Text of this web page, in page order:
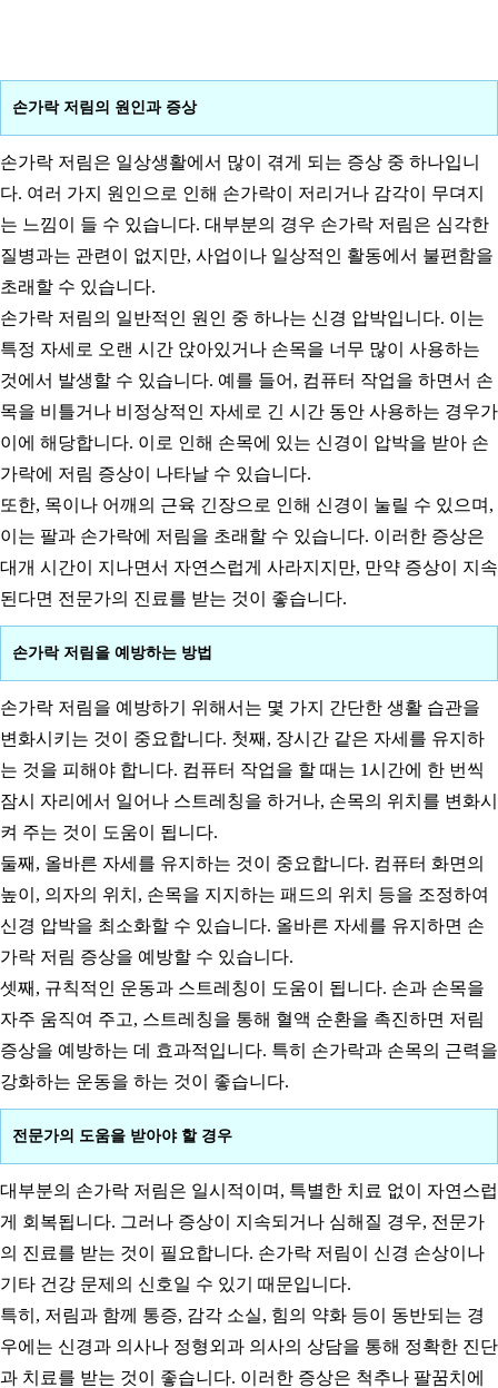
손가락 저림의 원인과 증상
손가락 저림은 일상생활에서 많이 겪게 되는 증상 중 하나입니
다. 여러 가지 원인으로 인해 손가락이 저리거나 감각이 무뎌지
는 느낌이 들 수 있습니다. 대부분의 경우 손가락 저림은 심각한
질병과는 관련이 없지만, 사업이나 일상적인 활동에서 불편함을
초래할 수 있습니다.
손가락 저림의 일반적인 원인 중 하나는 신경 압박입니다. 이는
특정 자세로 오랜 시간 앉아있거나 손목을 너무 많이 사용하는
것에서 발생할 수 있습니다. 예를 들어, 컴퓨터 작업을 하면서 손
목을 비틀거나 비정상적인 자세로 긴 시간 동안 사용하는 경우가
이에 해당합니다. 이로 인해 손목에 있는 신경이 압박을 받아 손
가락에 저림 증상이 나타날 수 있습니다.
또한, 목이나 어깨의 근육 긴장으로 인해 신경이 눌릴 수 있으며,
이는 팔과 손가락에 저림을 초래할 수 있습니다. 이러한 증상은
대개 시간이 지나면서 자연스럽게 사라지지만, 만약 증상이 지속
된다면 전문가의 진료를 받는 것이 좋습니다.
손가락 저림을 예방하는 방법
손가락 저림을 예방하기 위해서는 몇 가지 간단한 생활 습관을
변화시키는 것이 중요합니다. 첫째, 장시간 같은 자세를 유지하
는 것을 피해야 합니다. 컴퓨터 작업을 할 때는 1시간에 한 번씩
잠시 자리에서 일어나 스트레칭을 하거나, 손목의 위치를 변화시
켜 주는 것이 도움이 됩니다.
둘째, 올바른 자세를 유지하는 것이 중요합니다. 컴퓨터 화면의
높이, 의자의 위치, 손목을 지지하는 패드의 위치 등을 조정하여
신경 압박을 최소화할 수 있습니다. 올바른 자세를 유지하면 손
가락 저림 증상을 예방할 수 있습니다.
셋째, 규칙적인 운동과 스트레칭이 도움이 됩니다. 손과 손목을
자주 움직여 주고, 스트레칭을 통해 혈액 순환을 촉진하면 저림
증상을 예방하는 데 효과적입니다. 특히 손가락과 손목의 근력을
강화하는 운동을 하는 것이 좋습니다.
전문가의 도움을 받아야 할 경우
대부분의 손가락 저림은 일시적이며, 특별한 치료 없이 자연스럽
게 회복됩니다. 그러나 증상이 지속되거나 심해질 경우, 전문가
의 진료를 받는 것이 필요합니다. 손가락 저림이 신경 손상이나
기타 건강 문제의 신호일 수 있기 때문입니다.
특히, 저림과 함께 통증, 감각 소실, 힘의 약화 등이 동반되는 경
우에는 신경과 의사나 정형외과 의사의 상담을 통해 정확한 진단
과 치료를 받는 것이 좋습니다. 이러한 증상은 척추나 팔꿈치에